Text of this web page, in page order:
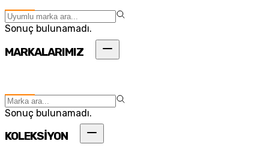
Sonuç bulunamadı.
MARKALARIMIZ
Sonuç bulunamadı.
KOLEKSİYON